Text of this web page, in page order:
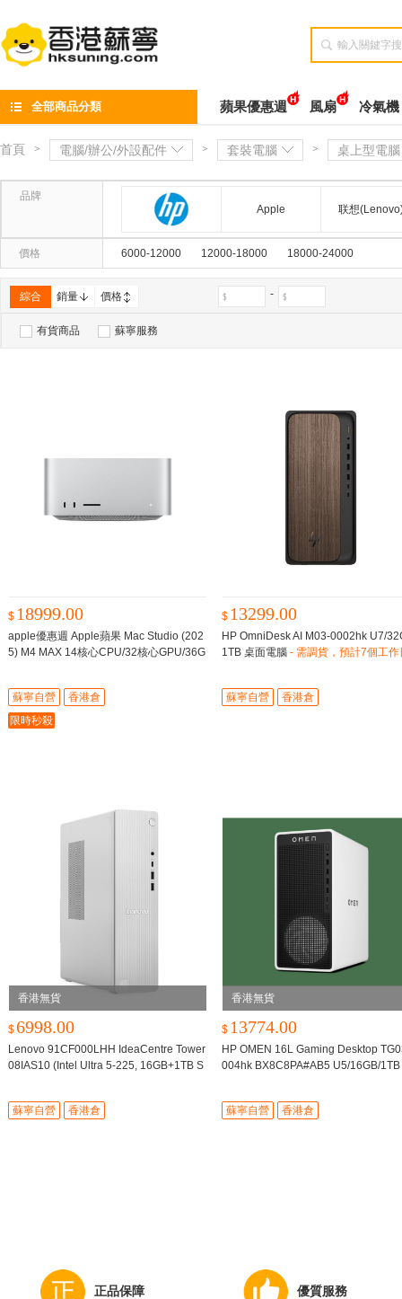

全部商品分類 蘋果優惠週 風扇 冷氣機
首頁 > 電腦/辦公/外設配件 > 套裝電腦 > 桌上型電腦
品牌
Apple 联想
價格 6000-12000 12000-18000 18000-24000
綜合 銷量 價格 -
有貨商品 蘇寧服務
$ 18999.00
apple優惠週 Apple蘋果 Mac Studio (202
5) M4 MAX 14核心CPU/32核心GPU/36G
蘇寧自營
香港倉
限時秒殺
$ 13299.00
HP OmniDesk AI M03-0002hk U7/
1TB 桌面電腦 - 需調貨，預計7個工作
蘇寧自營 香港倉
香港無貨
$6998.00
Lenovo 91CF000LHH IdeaCentre Tower
08IAS10 (Intel Ultra 5-225, 16GB+1TB S
蘇寧自營 香港倉
香港無貨
$ 13774.00
HP OMEN 16L Gaming Desktop
004hk BX8C8PA#AB5 U5/16GB/1TB
蘇寧自營 香港倉
正品保障 優質服務